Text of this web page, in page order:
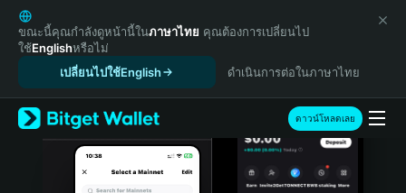
English
日本語
Tiếng Việt
Español (Latinoamérica)
Türkçe
Italiano
ขณะนี้คุณกำลังดูหน้านี้ในภาษาไทย คุณต้องการเปลี่ยนไป
ใช้Englishหรือไม่
เปลี่ยนไปใช้English
ดำเนินการต่อในภาษาไทย
ดาวน์โหลดเลย